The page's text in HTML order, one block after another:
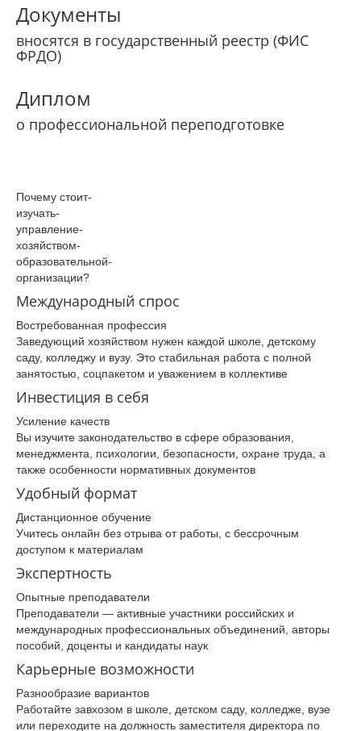
Документы
вносятся в государственный реестр (ФИС
ФРДО)
Диплом
о профессиональной переподготовке
Почему­ стоит­
изучать­
управление­
хозяйством­
образовательной­
организации­?
Международный спрос
Востребованная профессия
Заведующий хозяйством нужен каждой школе, детскому
саду, колледжу и вузу. Это стабильная работа с полной
занятостью, соцпакетом и уважением в коллективе
Инвестиция в себя
Усиление качеств
Вы изучите законодательство в сфере образования,
менеджмента, психологии, безопасности, охране труда, а
также особенности нормативных документов
Удобный формат
Дистанционное обучение
Учитесь онлайн без отрыва от работы, с бессрочным
доступом к материалам
Экспертность
Опытные преподаватели
Преподаватели — активные участники российских и
международных профессиональных объединений, авторы
пособий, доценты и кандидаты наук
Карьерные возможности
Разнообразие вариантов
Работайте завхозом в школе, детском саду, колледже, вузе
или переходите на должность заместителя директора по